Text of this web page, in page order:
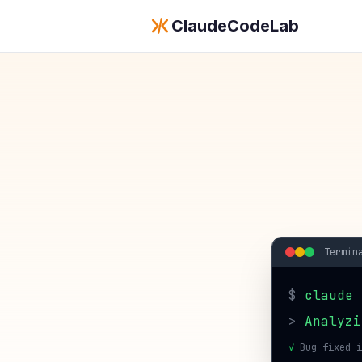
ClaudeCodeLab
$ claude
>
✓ Bug fixed